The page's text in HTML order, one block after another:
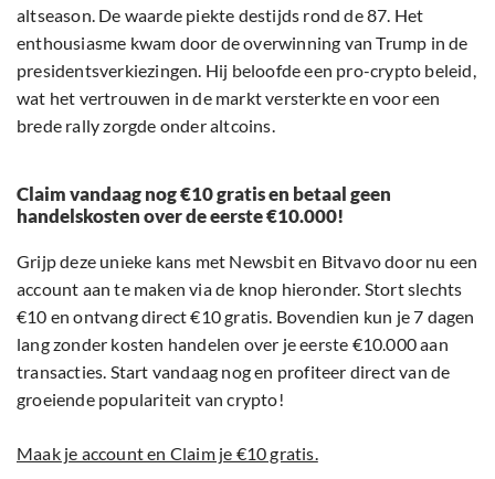
altseason. De waarde piekte destijds rond de 87. Het
enthousiasme kwam door de overwinning van Trump in de
presidentsverkiezingen. Hij beloofde een pro-crypto beleid,
wat het vertrouwen in de markt versterkte en voor een
brede rally zorgde onder altcoins.
Claim vandaag nog €10 gratis en betaal geen
handelskosten over de eerste €10.000!
Grijp deze unieke kans met Newsbit en Bitvavo door nu een
account aan te maken via de knop hieronder. Stort slechts
€10 en ontvang direct €10 gratis. Bovendien kun je 7 dagen
lang zonder kosten handelen over je eerste €10.000 aan
transacties. Start vandaag nog en profiteer direct van de
groeiende populariteit van crypto!
Maak je account en Claim je €10 gratis.